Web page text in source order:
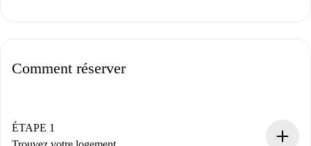
Comment réserver
ÉTAPE 1